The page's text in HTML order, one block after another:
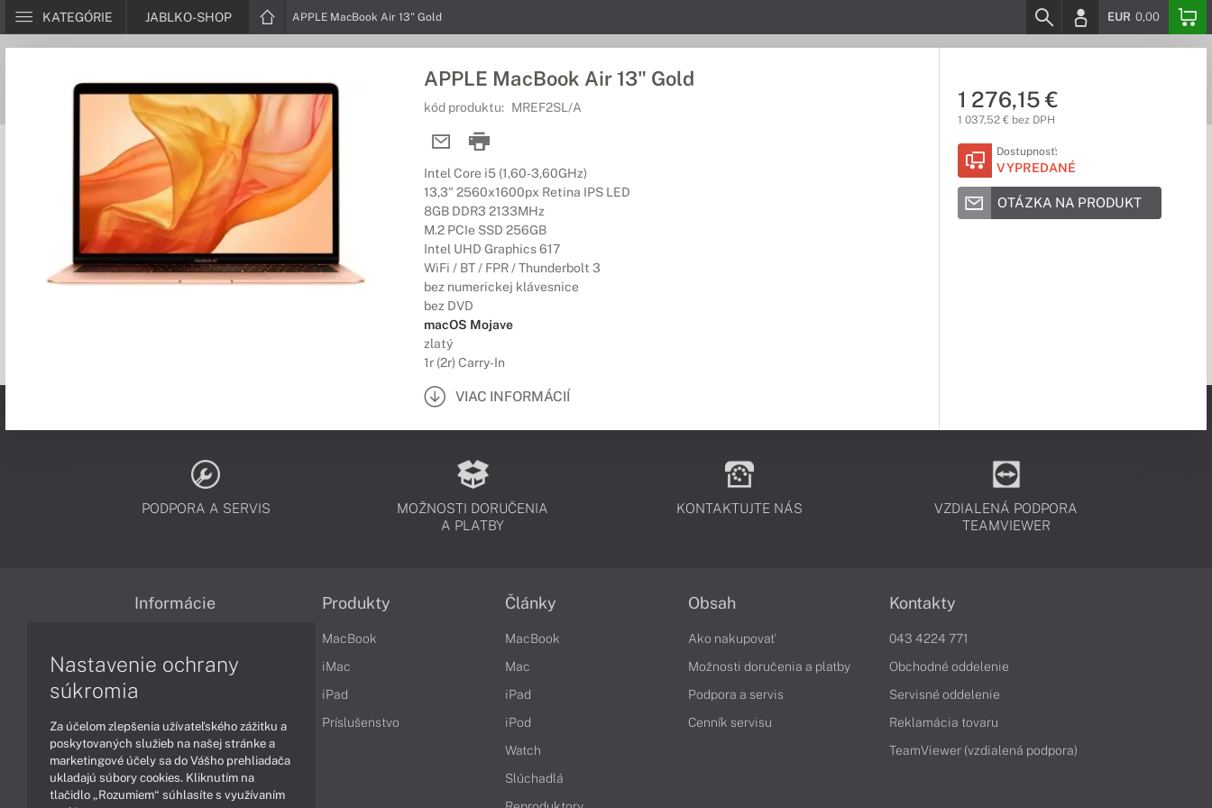
KATEGÓRIE JABLKO-SHOP APPLE MacBook Air 13" Gold EUR 0,00
APPLE MacBook Air 13" Gold
kód produktu: MREF2SL/A
Intel Core i5 (1,60-3,60GHz)
13,3" 2560x1600px Retina IPS LED
8GB DDR3 2133MHz
M.2 PCIe SSD 256GB
Intel UHD Graphics 617
WiFi / BT / FPR / Thunderbolt 3
bez numerickej klávesnice
bez DVD
macOS Mojave
zlatý
1r (2r) Carry-In
VIAC INFORMÁCIÍ
1 276,15 €
1 037,52 € bez DPH
Dostupnosť:
VYPREDANÉ
OTÁZKA NA PRODUKT
PODPORA A SERVIS
MOŽNOSTI DORUČENIA
A PLATBY
KONTAKTUJTE NÁS
VZDIALENÁ PODPORA
TEAMVIEWER
Informácie
Reklamačné podmienky
Ochrana osobných údajov
Vrátenie tovaru
Vyhlásenie o prístupnosti
Cookies
Produkty
MacBook
iMac
iPad
Príslušenstvo
Články
MacBook
Mac
iPad
iPod
Watch
Slúchadlá
Obsah
Ako nakupovať
Možnosti doručenia a platby
Podpora a servis
Cenník servisu
Kontakty
043 4224 771
Obchodné oddelenie
Servisné oddelenie
Reklamácia tovaru
TeamViewer (vzdialená podpora)
Nastavenie ochrany
súkromia
Za účelom zlepšenia užívateľského zážitku a
poskytovaných služieb na našej stránke a
marketingové účely sa do Vášho prehliadača
ukladajú súbory cookies. Kliknutím na
tlačidlo „Rozumiem“ súhlasíte s využívaním